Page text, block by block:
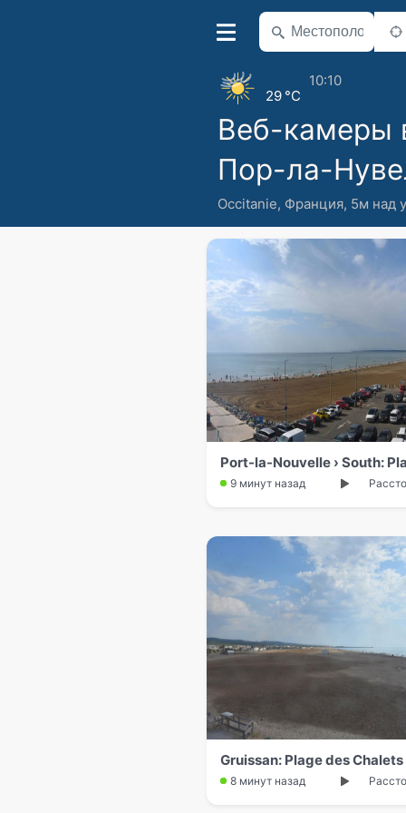
Веб-камеры
Пор-ла-
Occitanie, Франция, 5м над
29 °C
10:10
9 минут назад
Gruissan: Plage des Chalets
8 минут назад